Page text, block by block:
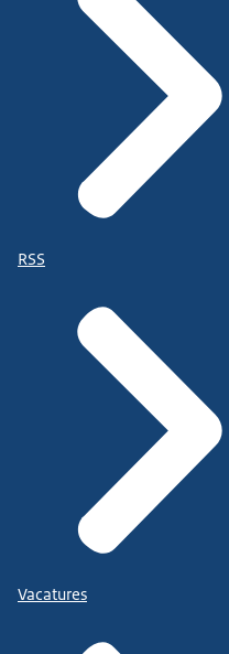
RSS
Vacatures